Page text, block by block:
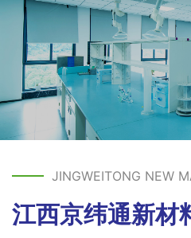
JINGWEITONG NEW
江西京纬通新材